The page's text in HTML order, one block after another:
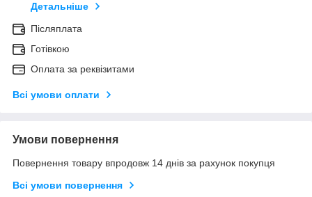
Детальніше
Післяплата
Готівкою
Оплата за реквізитами
Всі умови оплати
Умови повернення
Повернення товару впродовж 14 днів за рахунок покупця
Всі умови повернення